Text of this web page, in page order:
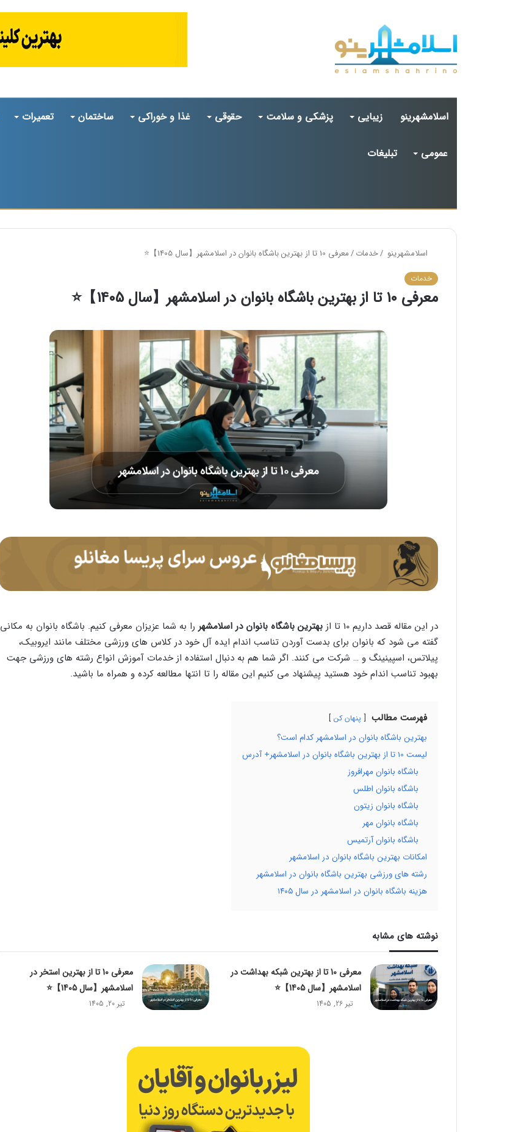
اسلامشهرینو زیبایی پزشکی و سلامت حقوقی غذا و خوراکی ساختمان تعمیرات
عمومی تبلیغات
اسلامشهرینو /خدمات/معرفی 10 تا از بهترین باشگاه بانوان در اسلامشهر【سال 1405】⭐️
خدمات
معرفی 10 تا از بهترین باشگاه بانوان در اسلامشهر【سال 1405】⭐️
در این مقاله قصد داریم 10 تا از بهترین باشگاه بانوان در اسلامشهر را به شما عزیزان معرفی کنیم. باشگاه بانوان به مکانی
گفته می شود که بانوان برای بدست آوردن تناسب اندام ایده آل خود در کلاس های ورزشی مختلف مانند ایروبیک،
پیلاتس، اسپینینگ و … شرکت می کنند. اگر شما هم به دنبال استفاده از خدمات آموزش انواع رشته های ورزشی جهت
بهبود تناسب اندام خود هستید پیشنهاد می کنیم این مقاله را تا انتها مطالعه کرده و همراه ما باشید.
فهرست مطالب پنهان کن
بهترین باشگاه بانوان در اسلامشهر کدام است؟
لیست 10 تا از بهترین باشگاه بانوان در اسلامشهر+ آدرس
باشگاه بانوان مهرافروز
باشگاه بانوان اطلس
باشگاه بانوان زیتون
باشگاه بانوان مهر
باشگاه بانوان آرتمیس
امکانات بهترین باشگاه بانوان در اسلامشهر
رشته های ورزشی بهترین باشگاه بانوان در اسلامشهر
هزینه باشگاه بانوان در اسلامشهر در سال ۱۴۰۵
نوشته های مشابه
معرفی 10 تا از بهترین شبکه بهداشت در
اسلامشهر【سال 1405】⭐️
تیر 26, 1405
معرفی 10 تا از بهترین استخر در
اسلامشهر【سال 1405】⭐️
تیر 20, 1405